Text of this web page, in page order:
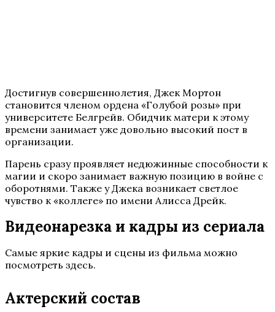
Достигнув совершеннолетия, Джек Мортон
становится членом ордена «Голубой розы» при
университете Белгрейв. Обидчик матери к этому
времени занимает уже довольно высокий пост в
организации.
Парень сразу проявляет недюжинные способности к
магии и скоро занимает важную позицию в войне с
оборотнями. Также у Джека возникает светлое
чувство к «коллеге» по имени Алисса Дрейк.
Видеонарезка и кадры из сериала
Самые яркие кадры и сцены из фильма можно
посмотреть здесь.
Актерский состав